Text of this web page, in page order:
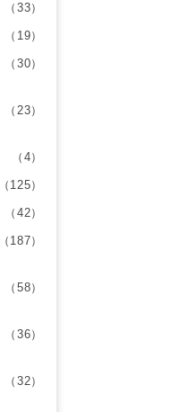
（33）
（19）
（30）
（23）
（4）
（125）
（42）
（187）
（58）
（36）
（32）